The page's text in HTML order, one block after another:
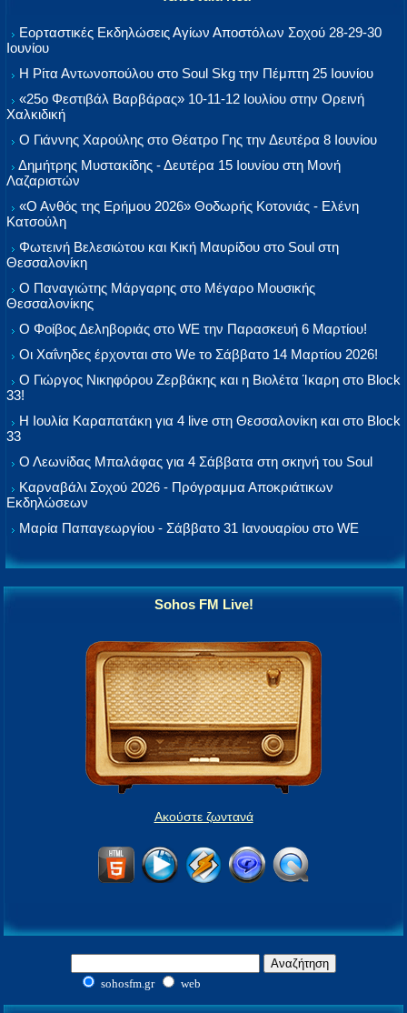
Εορταστικές Εκδηλώσεις Αγίων Αποστόλων Σοχού 28-29-30
Ιουνίου
Η Ρίτα Αντωνοπούλου στο Soul Skg την Πέμπτη 25 Ιουνίου
«25ο Φεστιβάλ Βαρβάρας» 10-11-12 Ιουλίου στην Ορεινή
Χαλκιδική
Ο Γιάννης Χαρούλης στο Θέατρο Γης την Δευτέρα 8 Ιουνίου
Δημήτρης Μυστακίδης - Δευτέρα 15 Ιουνίου στη Μονή
Λαζαριστών
«Ο Ανθός της Ερήμου 2026» Θοδωρής Κοτονιάς - Ελένη
Κατσούλη
Φωτεινή Βελεσιώτου και Κική Μαυρίδου στο Soul στη
Θεσσαλονίκη
Ο Παναγιώτης Μάργαρης στο Μέγαρο Μουσικής
Θεσσαλονίκης
Ο Φοίβος Δεληβοριάς στο WE την Παρασκευή 6 Μαρτίου!
Οι Χαΐνηδες έρχονται στο We το Σάββατο 14 Μαρτίου 2026!
Ο Γιώργος Νικηφόρου Ζερβάκης και η Βιολέτα Ίκαρη στο Block
33!
Η Ιουλία Καραπατάκη για 4 live στη Θεσσαλονίκη και στο Block
33
Ο Λεωνίδας Μπαλάφας για 4 Σάββατα στη σκηνή του Soul
Καρναβάλι Σοχού 2026 - Πρόγραμμα Αποκριάτικων
Εκδηλώσεων
Μαρία Παπαγεωργίου - Σάββατο 31 Ιανουαρίου στο WE
Sohos FM Live!
Ακούστε ζωντανά
sohosfm.gr web